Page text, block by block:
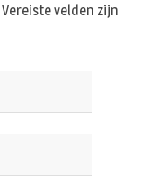
Vereiste velden zijn